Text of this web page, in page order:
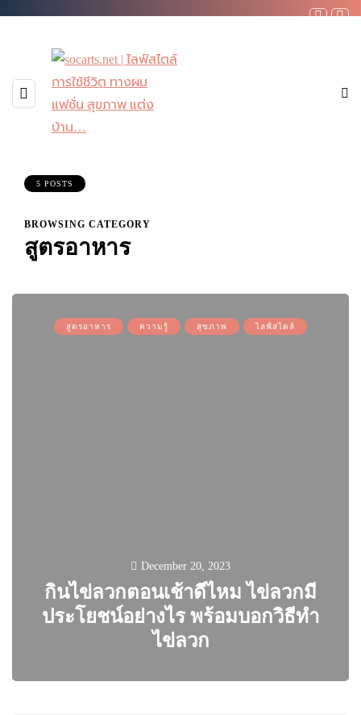
5 POSTS
BROWSING CATEGORY
สูตรอาหาร
สูตรอาหาร ความรู้ สุขภาพ ไลฟ์สไตล์
December 20, 2023
กินไข่ลวกตอนเช้าดีไหม ไข่ลวกมี
ประโยชน์อย่างไร พร้อมบอกวิธีทำ
ไข่ลวก